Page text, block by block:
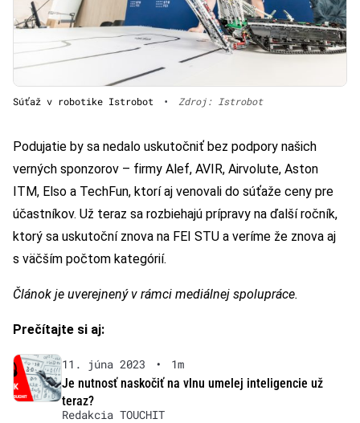
Súťaž v robotike Istrobot • Zdroj: Istrobot
Podujatie by sa nedalo uskutočniť bez podpory našich
verných sponzorov – firmy Alef, AVIR, Airvolute, Aston
ITM, Elso a TechFun, ktorí aj venovali do súťaže ceny pre
účastníkov. Už teraz sa rozbiehajú prípravy na ďalší ročník,
ktorý sa uskutoční znova na FEI STU a veríme že znova aj
s väčším počtom kategórií.
Článok je uverejnený v rámci mediálnej spolupráce.
Prečítajte si aj:
11. júna 2023 •
1m
Je nutnosť naskočiť na vlnu umelej inteligencie už
teraz?
Redakcia TOUCHIT